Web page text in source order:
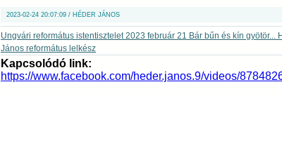
2023-02-24 20:07:09 / HÉDER JÁNOS
Ungvári református istentisztelet 2023 február 21 Bár bűn és kín gyötör...
János református lelkész
Kapcsolódó link:
https://www.facebook.com/heder.janos.9/videos/